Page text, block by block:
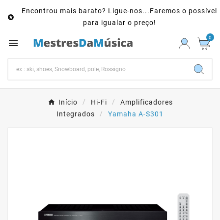

Encontrou mais barato? Ligue-nos...Faremos o possível
para igualar o preço!
 0
Início Hi-Fi
Amplificadores
Integrados
Yamaha A-S301